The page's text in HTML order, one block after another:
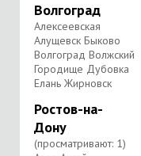
Волгоград
Алексеевская
Алущевск Быково
Волгоград Волжский
Городище Дубовка
Елань Жирновск
Ростов-на-
Дону
(просматривают: 1)